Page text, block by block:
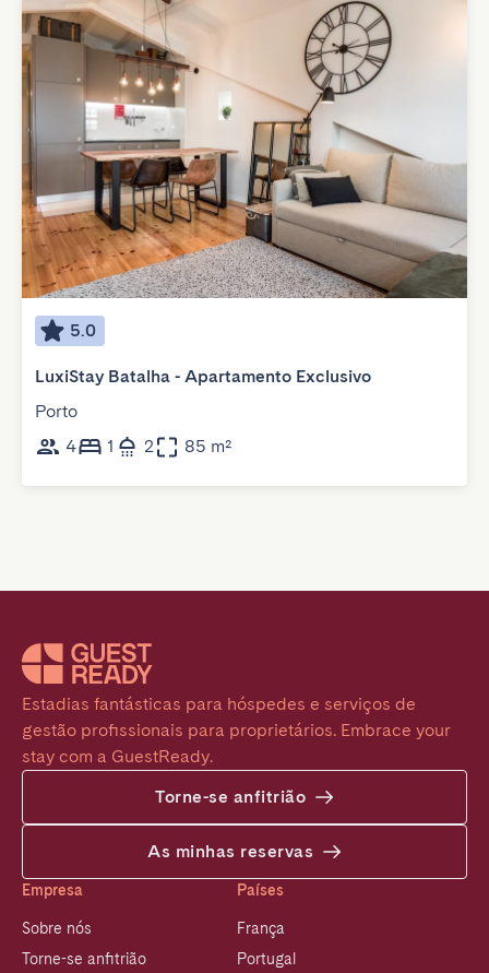
5.0
LuxiStay Batalha - Apartamento Exclusivo
Porto
4
1 2 85 m²
Estadias fantásticas para hóspedes e serviços de
gestão profissionais para proprietários. Embrace your
stay com a GuestReady.
Torne-se anfitrião
As minhas reservas
Empresa
Sobre nós
Torne-se anfitrião
Países
França
Portugal